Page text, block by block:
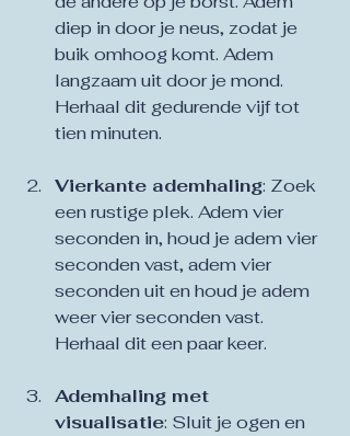
diep in door je neus, zodat je
buik omhoog komt. Adem
langzaam uit door je mond.
Herhaal dit gedurende vijf tot
tien minuten.
Vierkante ademhaling: Zoek
een rustige plek. Adem vier
seconden in, houd je adem vier
seconden vast, adem vier
seconden uit en houd je adem
weer vier seconden vast.
Herhaal dit een paar keer.
Ademhaling met
visualisatie: Sluit je ogen en